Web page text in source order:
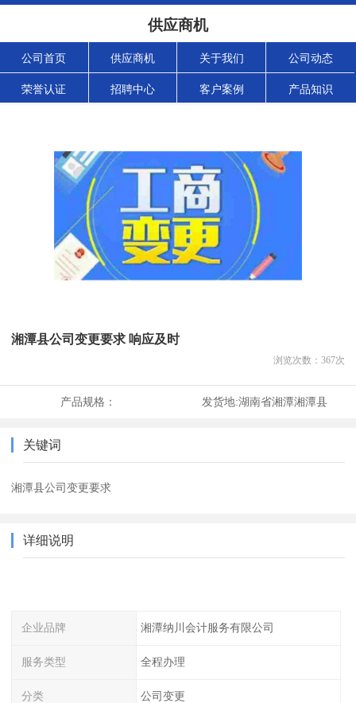
供应商机
公司首页 供应商机 关于我们 公司动态
荣誉认证 招聘中心 客户案例 产品知识
湘潭县公司变更要求 响应及时
浏览次数： 367次
产品规格： 发货地:湖南省湘潭湘潭县
关键词
湘潭县公司变更要求
详细说明
企业品牌 湘潭纳川会计服务有限公司
服务类型 全程办理
分类 公司变更